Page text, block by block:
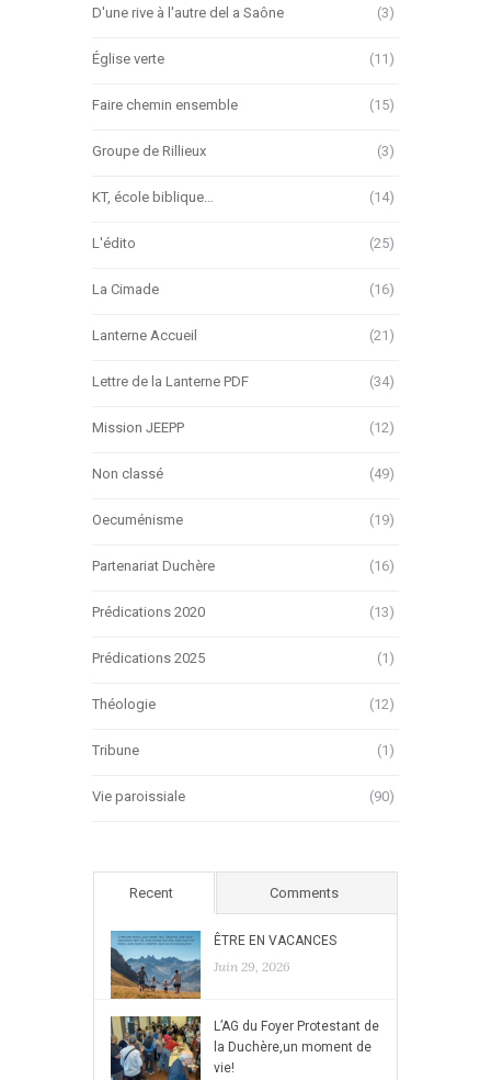
D'une rive à l'autre del a Saône (3)
Église verte (11)
Faire chemin ensemble (15)
Groupe de Rillieux (3)
KT, école biblique… (14)
L'édito (25)
La Cimade (16)
Lanterne Accueil (21)
Lettre de la Lanterne PDF (34)
Mission JEEPP (12)
Non classé (49)
Oecuménisme (19)
Partenariat Duchère (16)
Prédications 2020 (13)
Prédications 2025 (1)
Théologie (12)
Tribune (1)
Vie paroissiale (90)
Recent Comments
ÊTRE EN VACANCES
Juin 29, 2026
L’AG du Foyer Protestant de
la Duchère,un moment de
vie!